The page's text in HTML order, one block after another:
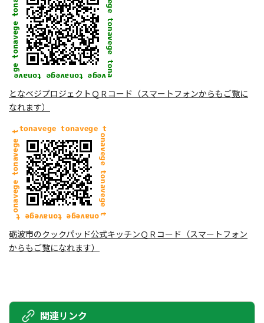
となベジプロジェクトＱＲコード（スマートフォンからもご覧に
なれます）
砺波市のクックパッド公式キッチンＱＲコード（スマートフォン
からもご覧になれます）
関連リンク